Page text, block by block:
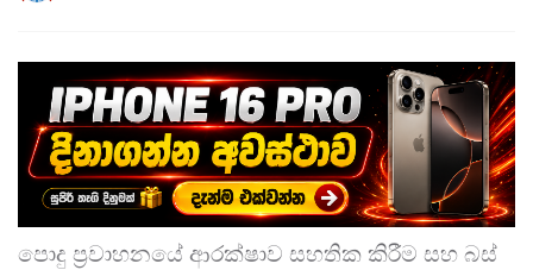
පොදු ප්‍රවාහනයේ ආරක්ෂාව සහතික කිරීම සහ බස්